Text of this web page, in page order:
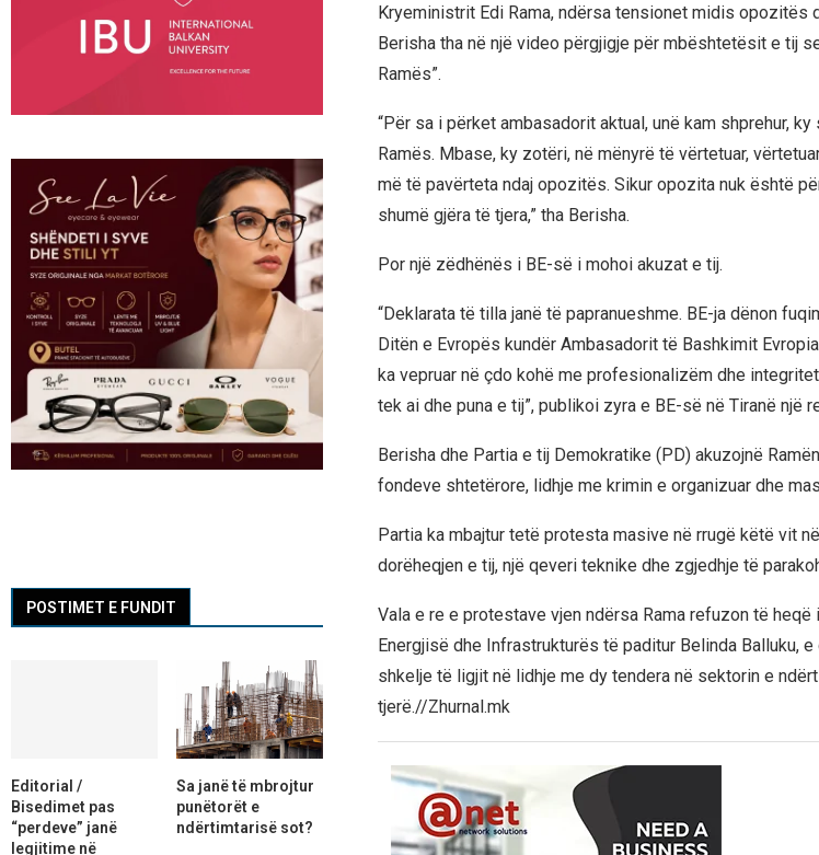
Kryeministrit Edi Rama, ndërsa tensionet midis opozitës
Berisha tha në një video përgjigje për mbështetësit e tij
Ramës”.
“Për sa i përket ambasadorit aktual, unë kam shprehur,
Ramës. Mbase, ky zotëri, në mënyrë të vërtetuar,
më të pavërteta ndaj opozitës. Sikur opozita nuk është
shumë gjëra të tjera,” tha Berisha.
Por një zëdhënës i BE-së i mohoi akuzat e tij.
“Deklarata të tilla janë të papranueshme. BE-ja dënon
Ditën e Evropës kundër Ambasadorit të Bashkimit
ka vepruar në çdo kohë me profesionalizëm dhe
tek ai dhe puna e tij”, publikoi zyra e BE-së në Tiranë një
Berisha dhe Partia e tij Demokratike (PD) akuzojnë
fondeve shtetërore, lidhje me krimin e organizuar dhe
Partia ka mbajtur tetë protesta masive në rrugë këtë vit
dorëheqjen e tij, një qeveri teknike dhe zgjedhje të
Vala e re e protestave vjen ndërsa Rama refuzon të
Energjisë dhe Infrastrukturës të paditur Belinda Balluku,
shkelje të ligjit në lidhje me dy tendera në sektorin e
tjerë.//Zhurnal.mk
POSTIMET E FUNDIT
Editorial /
Bisedimet pas
“perdeve” janë
legjitime në
Sa janë të mbrojtur
punëtorët e
ndërtimtarisë sot?